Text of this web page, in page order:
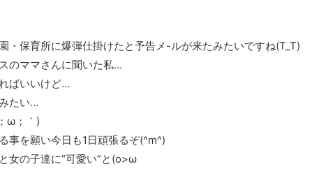
・保育所に爆弾仕掛けたと予告メ-ルが来たみたいですね(T_T)
のママさんに聞いた私…
ばいいけど…
たい…
ω；｀)
事を願い今日も1日頑張るぞ(^m^)
女の子達に“可愛い”と(o>ω